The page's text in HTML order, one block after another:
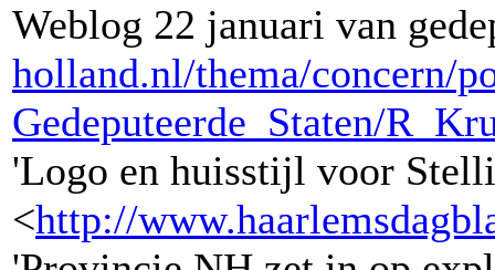
Weblog 22 januari van
holland.nl/thema/concern/
Gedeputeerde_Staten/
'Logo en huisstijl voor
<http://